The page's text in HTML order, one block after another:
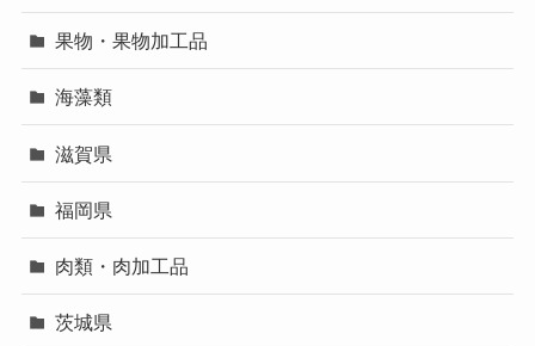
果物・果物加工品
海藻類
滋賀県
福岡県
肉類・肉加工品
茨城県